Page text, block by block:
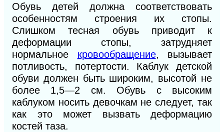
Обувь детей должна соответствовать
особенностям строения их стопы.
Слишком тесная обувь приводит к
деформации стопы, затрудняет
нормальное кровообращение, вызывает
потливость, потертости. Каблук детской
обуви должен быть широким, высотой не
более 1,5—2 см. Обувь с высоким
каблуком носить девочкам не следует, так
как это может вызвать деформацию
костей таза.